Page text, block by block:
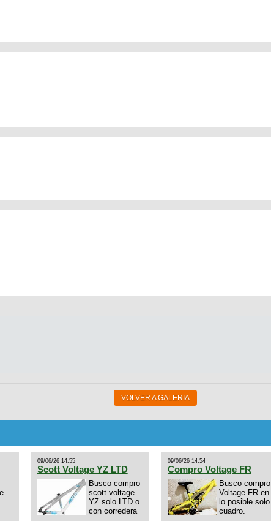
VOLVER A GALERIA
09/06/26 14:55
Scott Voltage YZ LTD
Busco compro
scott voltage
YZ solo LTD o
con corredera
09/06/26 14:54
Compro Voltage FR
Busco compro
Voltage FR en
lo posible solo
cuadro.